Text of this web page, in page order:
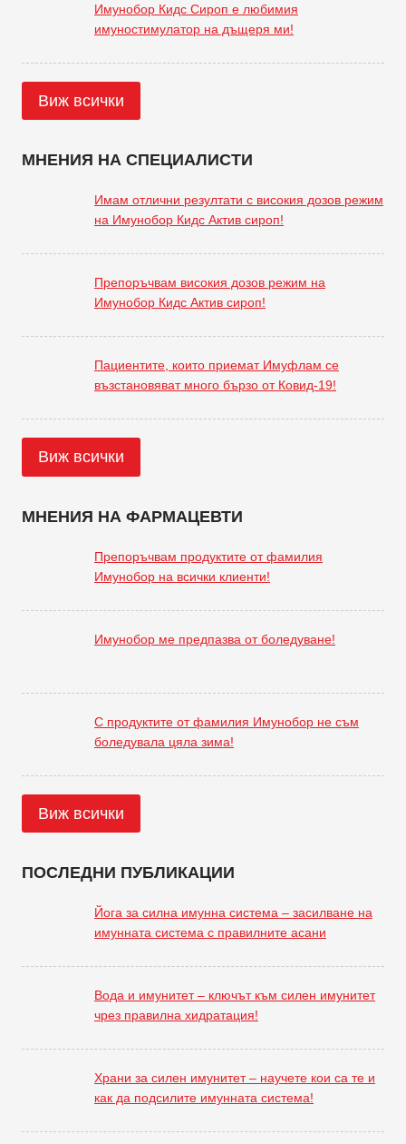
Имунобор Кидс Сироп е любимия
имуностимулатор на дъщеря ми!
Виж всички
МНЕНИЯ НА СПЕЦИАЛИСТИ
Имам отлични резултати с високия дозов режим
на Имунобор Кидс Актив сироп!
Препоръчвам високия дозов режим на
Имунобор Кидс Актив сироп!
Пациентите, които приемат Имуфлам се
възстановяват много бързо от Ковид-19!
Виж всички
МНЕНИЯ НА ФАРМАЦЕВТИ
Препоръчвам продуктите от фамилия
Имунобор на всички клиенти!
Имунобор ме предпазва от боледуване!
С продуктите от фамилия Имунобор не съм
боледувала цяла зима!
Виж всички
ПОСЛЕДНИ ПУБЛИКАЦИИ
Йога за силна имунна система – засилване на
имунната система с правилните асани
Вода и имунитет – ключът към силен имунитет
чрез правилна хидратация!
Храни за силен имунитет – научете кои са те и
как да подсилите имунната система!